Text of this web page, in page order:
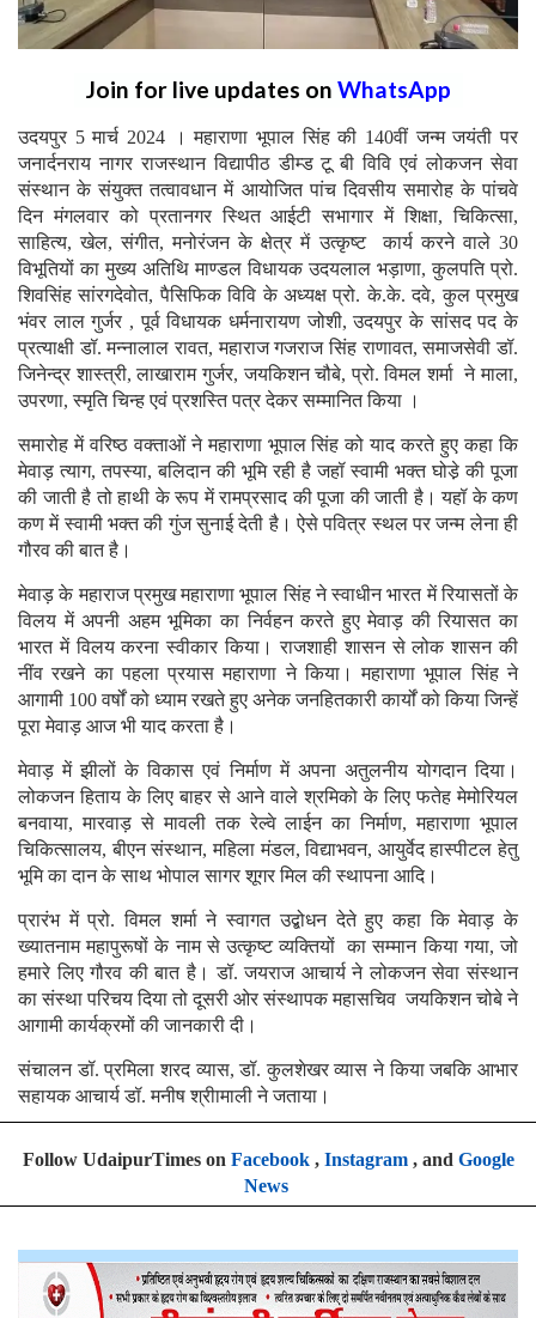
Join for live updates on WhatsApp
उदयपुर 5 मार्च 2024 । महाराणा भूपाल सिंह की 140वीं जन्म जयंती पर
जनार्दनराय नागर राजस्थान विद्यापीठ डीम्ड टू बी विवि एवं लोकजन सेवा
संस्थान के संयुक्त तत्वावधान में आयोजित पांच दिवसीय समारोह के पांचवे
दिन मंगलवार को प्रतानगर स्थित आईटी सभागार में शिक्षा, चिकित्सा,
साहित्य, खेल, संगीत, मनोरंजन के क्षेत्र में उत्कृष्ट कार्य करने वाले 30
विभूतियों का मुख्य अतिथि माण्डल विधायक उदयलाल भड़ाणा, कुलपति प्रो.
शिवसिंह सांरगदेवोत, पैसिफिक विवि के अध्यक्ष प्रो. के.के. दवे, कुल प्रमुख
भंवर लाल गुर्जर , पूर्व विधायक धर्मनारायण जोशी, उदयपुर के सांसद पद के
प्रत्याक्षी डॉ. मन्नालाल रावत, महाराज गजराज सिंह राणावत, समाजसेवी डॉ.
जिनेन्द्र शास्त्री, लाखाराम गुर्जर, जयकिशन चौबे, प्रो. विमल शर्मा ने माला,
उपरणा, स्मृति चिन्ह एवं प्रशस्ति पत्र देकर सम्मानित किया ।
समारोह में वरिष्ठ वक्ताओं ने महाराणा भूपाल सिंह को याद करते हुए कहा कि
मेवाड़ त्याग, तपस्या, बलिदान की भूमि रही है जहॉ स्वामी भक्त घोडे़ की पूजा
की जाती है तो हाथी के रूप में रामप्रसाद की पूजा की जाती है। यहॉ के कण
कण में स्वामी भक्त की गुंज सुनाई देती है। ऐसे पवित्र स्थल पर जन्म लेना ही
गौरव की बात है।
मेवाड़ के महाराज प्रमुख महाराणा भूपाल सिंह ने स्वाधीन भारत में रियासतों के
विलय में अपनी अहम भूमिका का निर्वहन करते हुए मेवाड़ की रियासत का
भारत में विलय करना स्वीकार किया। राजशाही शासन से लोक शासन की
नींव रखने का पहला प्रयास महाराणा ने किया। महाराणा भूपाल सिंह ने
आगामी 100 वर्षों को ध्याम रखते हुए अनेक जनहितकारी कार्यों को किया जिन्हें
पूरा मेवाड़ आज भी याद करता है।
मेवाड़ में झीलों के विकास एवं निर्माण में अपना अतुलनीय योगदान दिया।
लोकजन हिताय के लिए बाहर से आने वाले श्रमिको के लिए फतेह मेमोरियल
बनवाया, मारवाड़ से मावली तक रेल्वे लाईन का निर्माण, महाराणा भूपाल
चिकित्सालय, बीएन संस्थान, महिला मंडल, विद्याभवन, आयुर्वेद हास्पीटल हेतु
भूमि का दान के साथ भोपाल सागर शूगर मिल की स्थापना आदि।
प्रारंभ में प्रो. विमल शर्मा ने स्वागत उद्बोधन देते हुए कहा कि मेवाड़ के
ख्यातनाम महापुरूषों के नाम से उत्कृष्ट व्यक्तियों का सम्मान किया गया, जो
हमारे लिए गौरव की बात है। डॉ. जयराज आचार्य ने लोकजन सेवा संस्थान
का संस्था परिचय दिया तो दूसरी ओर संस्थापक महासचिव जयकिशन चोबे ने
आगामी कार्यक्रमों की जानकारी दी।
संचालन डॉ. प्रमिला शरद व्यास, डॉ. कुलशेखर व्यास ने किया जबकि आभार
सहायक आचार्य डॉ. मनीष श्रीामाली ने जताया।
Follow UdaipurTimes on Facebook, Instagram, and Google
News